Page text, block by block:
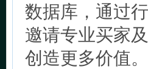
数据库，通过
邀请专业买家
创造更多价值